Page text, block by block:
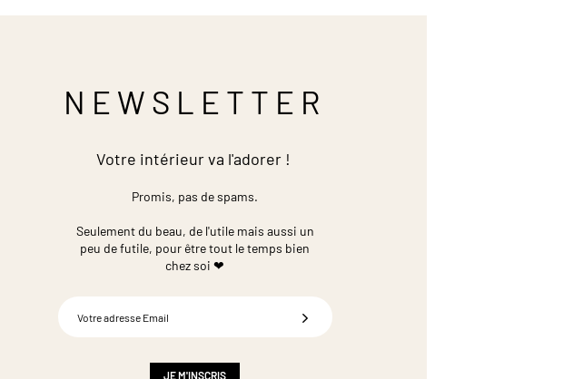
NEWSLETTER
Votre intérieur va l'adorer !
Promis, pas de spams.
Seulement du beau, de l'utile mais aussi un
peu de futile, pour être tout le temps bien
chez soi ❤
JE M'INSCRIS